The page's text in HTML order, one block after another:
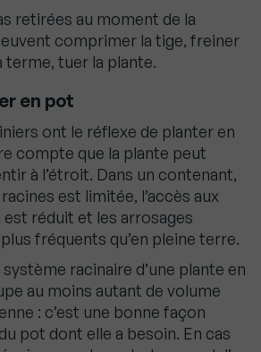
retirées au moment de la
comprimer la tige, freiner
terme, tuer la plante.
en pot
ont le réflexe de planter en
compte que la plante peut
à l’étroit. Dans un contenant,
est limitée, l’accès aux
réduit et les arrosages
fréquents qu’en pleine terre.
racinaire d’une plante en
au moins autant de volume
: c’est une bonne façon
pot dont elle a besoin. En cas